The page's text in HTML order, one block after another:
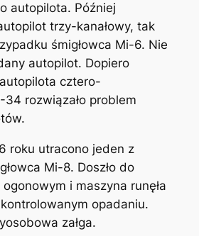
autopilota. Później
trzy-kanałowy, tak
śmigłowca Mi-6. Nie
autopilot. Dopiero
cztero-
34 rozwiązało problem
roku utracono jeden z
Mi-8. Doszło do
i maszyna runęła
opadaniu.
załga.